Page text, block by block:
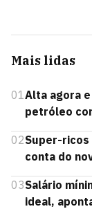
Mais lidas
01Alta agora
petróleo
02Super-ricos
conta do
03Salário
ideal,